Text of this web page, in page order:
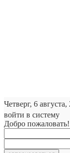
Четверг, 6 августа,
войти в систему
Добро